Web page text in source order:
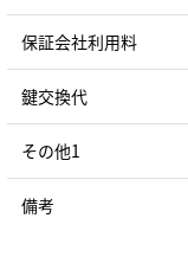
保証会社利用料
鍵交換代
その他1
備考